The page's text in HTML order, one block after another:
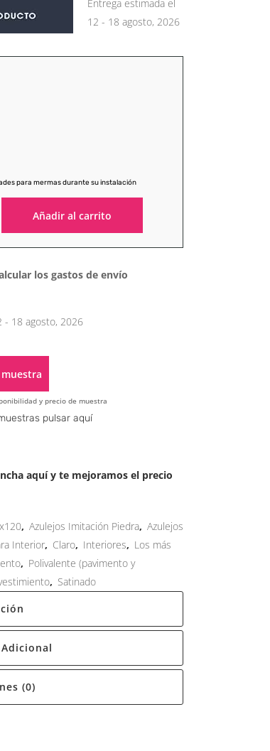
Entrega estimada el
12 - 18 agosto, 2026
para mermas durante su instalación
Añadir al carrito
los gastos de envío
- 18 agosto, 2026
y precio de muestra
pulsar aquí
aquí y te mejoramos el precio
, Azulejos Imitación Piedra, Azulejos
Interior, Claro, Interiores, Los más
, Polivalente (pavimento y
, Satinado
(0)